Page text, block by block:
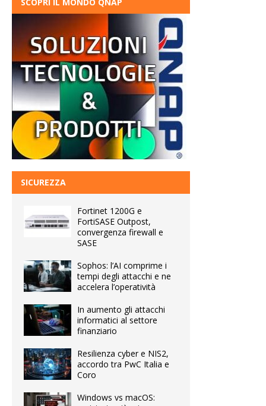
SICUREZZA
Fortinet 1200G e
FortiSASE Outpost,
convergenza firewall e
SASE
Sophos: l’AI comprime i
tempi degli attacchi e ne
accelera l’operatività
In aumento gli attacchi
informatici al settore
finanziario
Resilienza cyber e NIS2,
accordo tra PwC Italia e
Coro
Windows vs macOS: